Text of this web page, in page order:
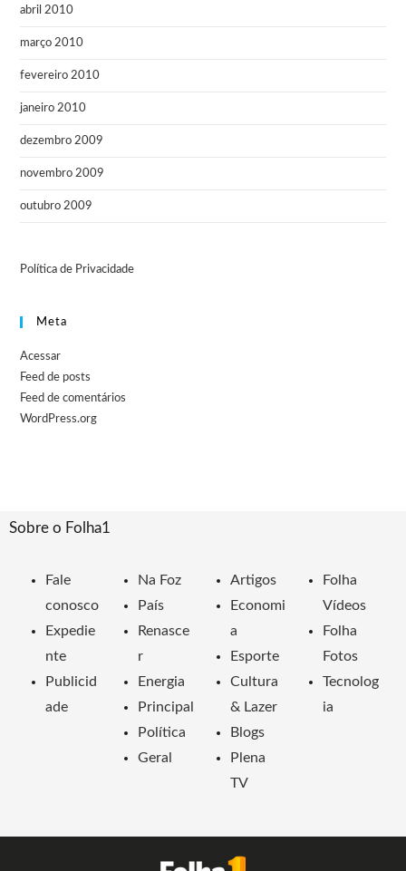
abril 2010
março 2010
fevereiro 2010
janeiro 2010
dezembro 2009
novembro 2009
outubro 2009
Política de Privacidade
Meta
Acessar
Feed de posts
Feed de comentários
WordPress.org
Sobre o Folha1
Fale
conosco
Expedie
nte
Publicid
ade
Na Foz
País
Renasce
r
Energia
Principal
Política
Geral
Artigos
Economi
a
Esporte
Cultura
& Lazer
Blogs
Plena
TV
Folha
Vídeos
Folha
Fotos
Tecnolog
ia